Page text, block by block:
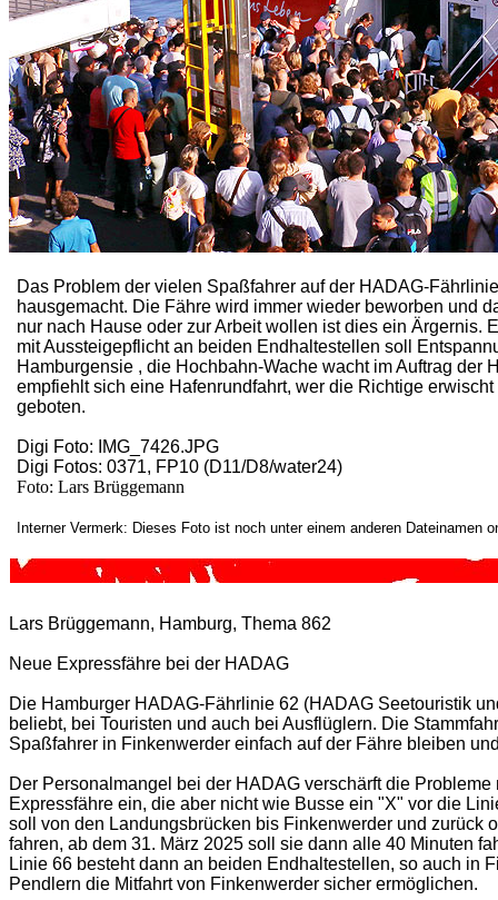
Das Problem der vielen Spaßfahrer auf der HADAG-
hausgemacht. Die Fähre wird immer wieder beworben und
nur nach Hause oder zur Arbeit wollen ist dies ein Ärgernis.
mit Aussteigepflicht an beiden Endhaltestellen soll
Hamburgensie , die Hochbahn-Wache wacht im Auftrag
empfiehlt sich eine Hafenrundfahrt, wer die Richtige
geboten.
Digi Foto: IMG_7426.JPG
Digi Fotos: 0371, FP10 (D11/D8/water24)
Foto: Lars Brüggemann
Interner Vermerk: Dieses Foto ist noch unter einem anderen Dateinamen
Lars Brüggemann, Hamburg, Thema 862
Neue Expressfähre bei der HADAG
Die Hamburger HADAG-Fährlinie 62 (HADAG Seetouristik
beliebt, bei Touristen und auch bei Ausflüglern. Die
Spaßfahrer in Finkenwerder einfach auf der Fähre bleiben
Der Personalmangel bei der HADAG verschärft die
Expressfähre ein, die aber nicht wie Busse ein "X" vor die
soll von den Landungsbrücken bis Finkenwerder und zurück
fahren, ab dem 31. März 2025 soll sie dann alle 40 Minuten
Linie 66 besteht dann an beiden Endhaltestellen, so auch in
Pendlern die Mitfahrt von Finkenwerder sicher ermöglichen.